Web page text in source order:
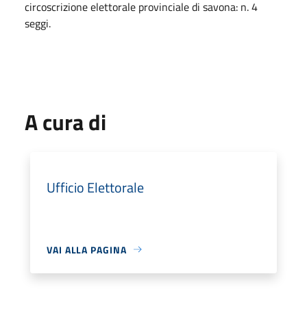
circoscrizione elettorale provinciale di savona: n. 4
seggi.
A cura di
Ufficio Elettorale
VAI ALLA PAGINA